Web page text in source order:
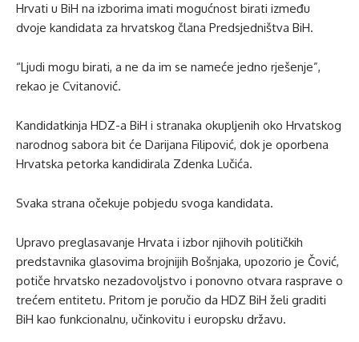
Hrvati u BiH na izborima imati mogućnost birati između
dvoje kandidata za hrvatskog člana Predsjedništva BiH.
“Ljudi mogu birati, a ne da im se nameće jedno rješenje”,
rekao je Cvitanović.
Kandidatkinja HDZ-a BiH i stranaka okupljenih oko Hrvatskog
narodnog sabora bit će Darijana Filipović, dok je oporbena
Hrvatska petorka kandidirala Zdenka Lučića.
Svaka strana očekuje pobjedu svoga kandidata.
Upravo preglasavanje Hrvata i izbor njihovih političkih
predstavnika glasovima brojnijih Bošnjaka, upozorio je Čović,
potiče hrvatsko nezadovoljstvo i ponovno otvara rasprave o
trećem entitetu. Pritom je poručio da HDZ BiH želi graditi
BiH kao funkcionalnu, učinkovitu i europsku državu.